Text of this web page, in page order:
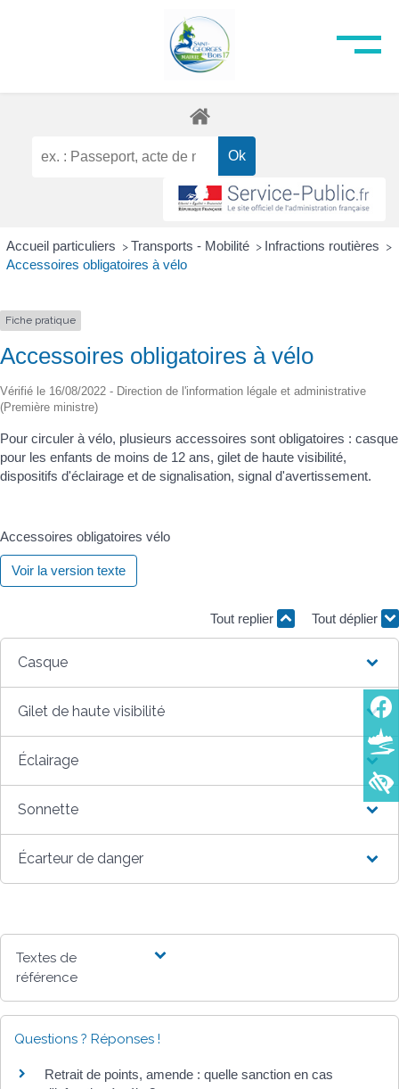
Accueil particuliers > Transports - Mobilité > Infractions routières >
Accessoires obligatoires à vélo
Fiche pratique
Accessoires obligatoires à vélo
Vérifié le 16/08/2022 - Direction de l'information légale et administrative
(Première ministre)
Pour circuler à vélo, plusieurs accessoires sont obligatoires : casque
pour les enfants de moins de 12 ans, gilet de haute visibilité,
dispositifs d'éclairage et de signalisation, signal d'avertissement.
Accessoires obligatoires vélo
Voir la version texte
Tout replier Tout déplier
Casque
Gilet de haute visibilité
Éclairage
Sonnette
Écarteur de danger
Textes de
référence
Questions ? Réponses !
Retrait de points, amende : quelle sanction en cas